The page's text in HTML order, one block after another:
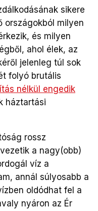
sikere
országokból milyen
és milyen
ahol élek, az
jelenleg túl sok
folyó brutális
nélkül engedik
háztartási
rossz
a nagy(obb)
víz a
annál súlyosabb a
oldódhat fel a
nyáron az Ér